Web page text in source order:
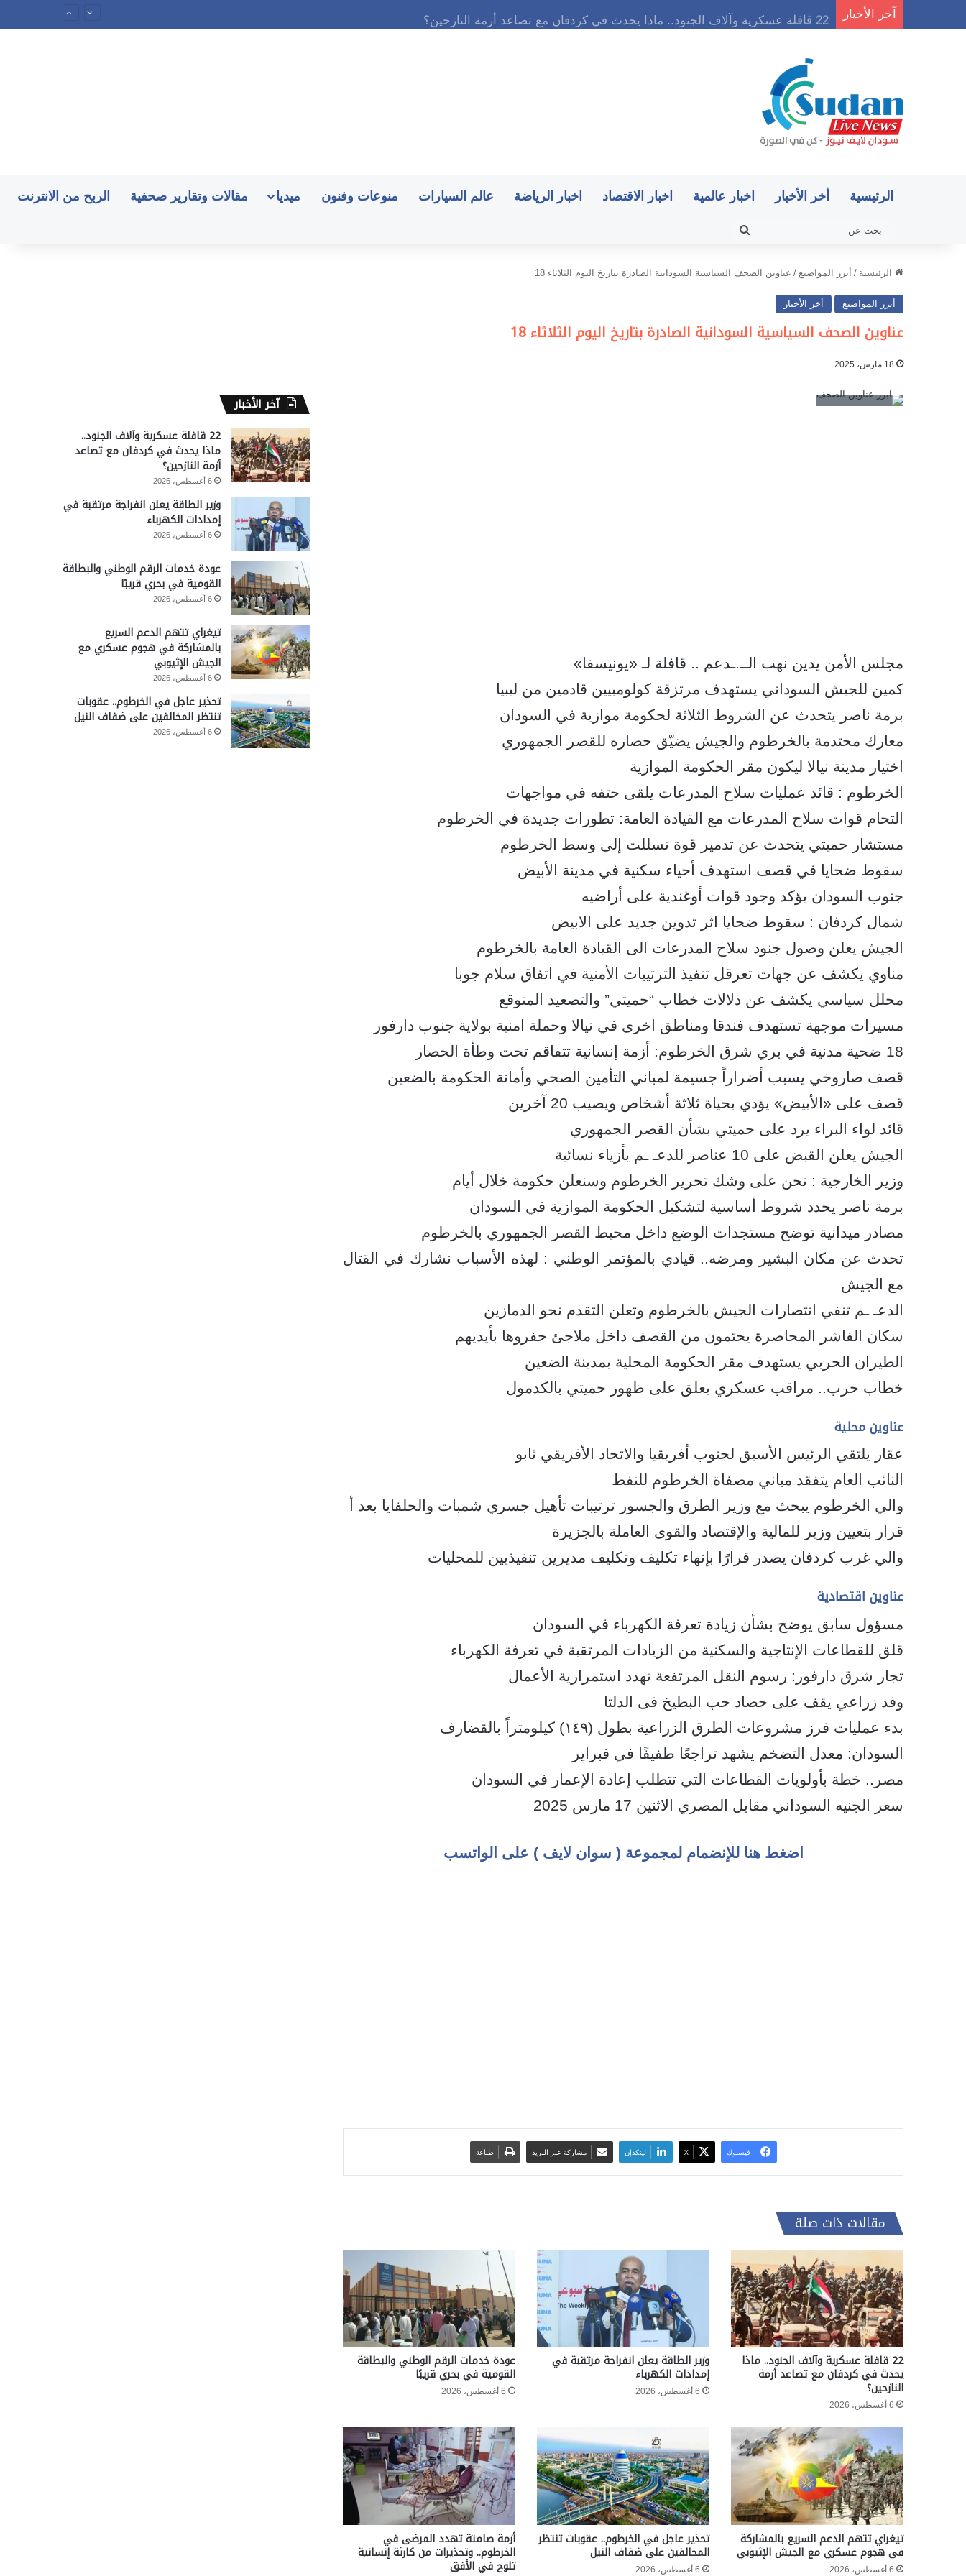
آخر الأخبار 22 قافلة عسكرية وآلاف الجنود.. ماذا يحدث في كردفان مع تصاعد أزمة النازحين؟
الرئيسية أخر الأخبار اخبار عالمية اخبار الاقتصاد اخبار الرياضة عالم السيارات منوعات وفنون ميديا مقالات وتقارير صحفية الربح من الانترنت
الرئيسية / أبرز المواضيع / عناوين الصحف السياسية السودانية الصادرة بتاريخ اليوم الثلاثاء 18
أبرز المواضيع أخر الأخبار
عناوين الصحف السياسية السودانية الصادرة بتاريخ اليوم الثلاثاء 18
18 مارس، 2025
مجلس الأمن يدين نهب الــ.ـدعم .. قافلة لـ «يونيسفا»
كمين للجيش السوداني يستهدف مرتزقة كولومبيين قادمين من ليبيا
برمة ناصر يتحدث عن الشروط الثلاثة لحكومة موازية في السودان
معارك محتدمة بالخرطوم والجيش يضيّق حصاره للقصر الجمهوري
اختيار مدينة نيالا ليكون مقر الحكومة الموازية
الخرطوم : قائد عمليات سلاح المدرعات يلقى حتفه في مواجهات
التحام قوات سلاح المدرعات مع القيادة العامة: تطورات جديدة في الخرطوم
مستشار حميتي يتحدث عن تدمير قوة تسللت إلى وسط الخرطوم
سقوط ضحايا في قصف استهدف أحياء سكنية في مدينة الأبيض
جنوب السودان يؤكد وجود قوات أوغندية على أراضيه
شمال كردفان : سقوط ضحايا اثر تدوين جديد على الابيض
الجيش يعلن وصول جنود سلاح المدرعات الى القيادة العامة بالخرطوم
مناوي يكشف عن جهات تعرقل تنفيذ الترتيبات الأمنية في اتفاق سلام جوبا
محلل سياسي يكشف عن دلالات خطاب “حميتي” والتصعيد المتوقع
مسيرات موجهة تستهدف فندقا ومناطق اخرى في نيالا وحملة امنية بولاية جنوب دارفور
18 ضحية مدنية في بري شرق الخرطوم: أزمة إنسانية تتفاقم تحت وطأة الحصار
قصف صاروخي يسبب أضراراً جسيمة لمباني التأمين الصحي وأمانة الحكومة بالضعين
قصف على «الأبيض» يؤدي بحياة ثلاثة أشخاص ويصيب 20 آخرين
قائد لواء البراء يرد على حميتي بشأن القصر الجمهوري
الجيش يعلن القبض على 10 عناصر للدعـ ـم بأزياء نسائية
وزير الخارجية : نحن على وشك تحرير الخرطوم وسنعلن حكومة خلال أيام
برمة ناصر يحدد شروط أساسية لتشكيل الحكومة الموازية في السودان
مصادر ميدانية توضح مستجدات الوضع داخل محيط القصر الجمهوري بالخرطوم
تحدث عن مكان البشير ومرضه.. قيادي بالمؤتمر الوطني : لهذه الأسباب نشارك في القتال
مع الجيش
الدعـ ـم تنفي انتصارات الجيش بالخرطوم وتعلن التقدم نحو الدمازين
سكان الفاشر المحاصرة يحتمون من القصف داخل ملاجئ حفروها بأيديهم
الطيران الحربي يستهدف مقر الحكومة المحلية بمدينة الضعين
خطاب حرب.. مراقب عسكري يعلق على ظهور حميتي بالكدمول
عناوين محلية
عقار يلتقي الرئيس الأسبق لجنوب أفريقيا والاتحاد الأفريقي ثابو
النائب العام يتفقد مباني مصفاة الخرطوم للنفط
والي الخرطوم يبحث مع وزير الطرق والجسور ترتيبات تأهيل جسري شمبات والحلفايا بعد أ
قرار بتعيين وزير للمالية والإقتصاد والقوى العاملة بالجزيرة
والي غرب كردفان يصدر قرارًا بإنهاء تكليف وتكليف مديرين تنفيذيين للمحليات
عناوين اقتصادية
مسؤول سابق يوضح بشأن زيادة تعرفة الكهرباء في السودان
قلق للقطاعات الإنتاجية والسكنية من الزيادات المرتقبة في تعرفة الكهرباء
تجار شرق دارفور: رسوم النقل المرتفعة تهدد استمرارية الأعمال
وفد زراعي يقف على حصاد حب البطيخ فى الدلتا
بدء عمليات فرز مشروعات الطرق الزراعية بطول (١٤٩) كيلومتراً بالقضارف
السودان: معدل التضخم يشهد تراجعًا طفيفًا في فبراير
مصر.. خطة بأولويات القطاعات التي تتطلب إعادة الإعمار في السودان
سعر الجنيه السوداني مقابل المصري الاثنين 17 مارس 2025
اضغط هنا للإنضمام لمجموعة ( سوان لايف ) على الواتسب
فيسبوك ‫X لينكدإن مشاركة عبر البريد طباعة
مقالات ذات صلة
22 قافلة عسكرية وآلاف الجنود.. ماذا
يحدث في كردفان مع تصاعد أزمة
النازحين؟
6 أغسطس، 2026
وزير الطاقة يعلن انفراجة مرتقبة في
إمدادات الكهرباء
6 أغسطس، 2026
عودة خدمات الرقم الوطني والبطاقة
القومية في بحري قريبًا
6 أغسطس، 2026
تيغراي تتهم الدعم السريع بالمشاركة
في هجوم عسكري مع الجيش الإثيوبي
6 أغسطس، 2026
تحذير عاجل في الخرطوم.. عقوبات تنتظر
المخالفين على ضفاف النيل
6 أغسطس، 2026
أزمة صامتة تهدد المرضى في
الخرطوم.. وتحذيرات من كارثة إنسانية
تلوح في الأفق
آخر الأخبار
22 قافلة عسكرية وآلاف الجنود..
ماذا يحدث في كردفان مع تصاعد
أزمة النازحين؟
6 أغسطس، 2026
وزير الطاقة يعلن انفراجة مرتقبة في
إمدادات الكهرباء
6 أغسطس، 2026
عودة خدمات الرقم الوطني والبطاقة
القومية في بحري قريبًا
6 أغسطس، 2026
تيغراي تتهم الدعم السريع
بالمشاركة في هجوم عسكري مع
الجيش الإثيوبي
6 أغسطس، 2026
تحذير عاجل في الخرطوم.. عقوبات
تنتظر المخالفين على ضفاف النيل
6 أغسطس، 2026